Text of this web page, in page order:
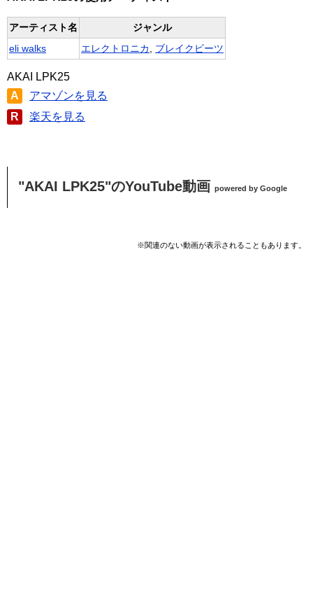
アーティスト名
ジャンル
eli walks
エレクトロニカ , ブレイクビーツ
AKAI LPK25
A
アマゾンを見る
R
楽天を見る
"AKAI LPK25"のYouTube動画 powered by Google
※関連のない動画が表示されることもあります。